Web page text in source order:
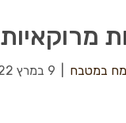
מרוקאיות
במטבח 9 במרץ 2022